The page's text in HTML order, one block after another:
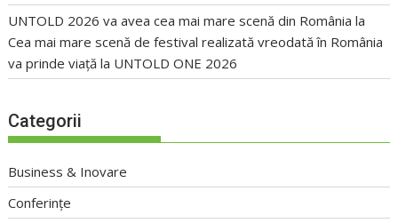
UNTOLD 2026 va avea cea mai mare scenă din România la
Cea mai mare scenă de festival realizată vreodată în România
va prinde viață la UNTOLD ONE 2026
Categorii
Business & Inovare
Conferințe